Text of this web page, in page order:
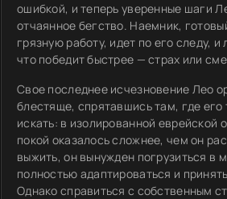
ошибкой, и теперь уверенные шаги
отчаянное бегство. Наемник,
грязную работу, идет по его следу,
что победит быстрее — страх или
Свое последнее исчезновение Лео
блестяще, спрятавшись там, где его
искать: в изолированной еврейской
покой оказалось сложнее, чем он
выжить, он вынужден погрузиться в
полностью адаптироваться и
Однако справиться с собственным